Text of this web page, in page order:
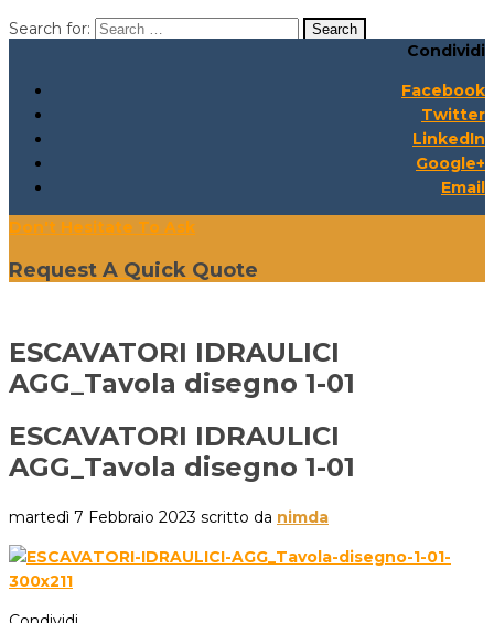
Search for:
Condividi
Facebook
Twitter
LinkedIn
Google+
Email
Don't Hesitate To Ask
Request A Quick Quote
ESCAVATORI IDRAULICI
AGG_Tavola disegno 1-01
ESCAVATORI IDRAULICI
AGG_Tavola disegno 1-01
martedì 7 Febbraio 2023 scritto da nimda